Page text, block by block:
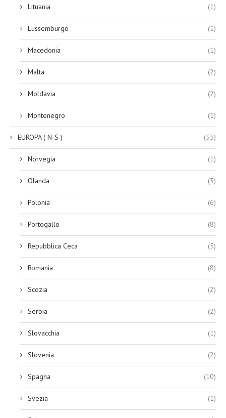
Lituania (1)
Lussemburgo (1)
Macedonia (1)
Malta (2)
Moldavia (2)
Montenegro (1)
EUROPA ( N-S ) (55)
Norvegia (1)
Olanda (3)
Polonia (6)
Portogallo (8)
Repubblica Ceca (5)
Romania (8)
Scozia (2)
Serbia (2)
Slovacchia (1)
Slovenia (2)
Spagna (10)
Svezia (1)